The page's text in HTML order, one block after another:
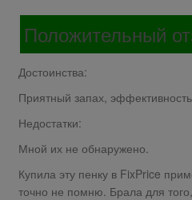
Положительный
Достоинства:
Приятный запах,
Недостатки:
Мной их не обнаружено.
Купила эту пенку в FixPrice
точно не помню. Брала для